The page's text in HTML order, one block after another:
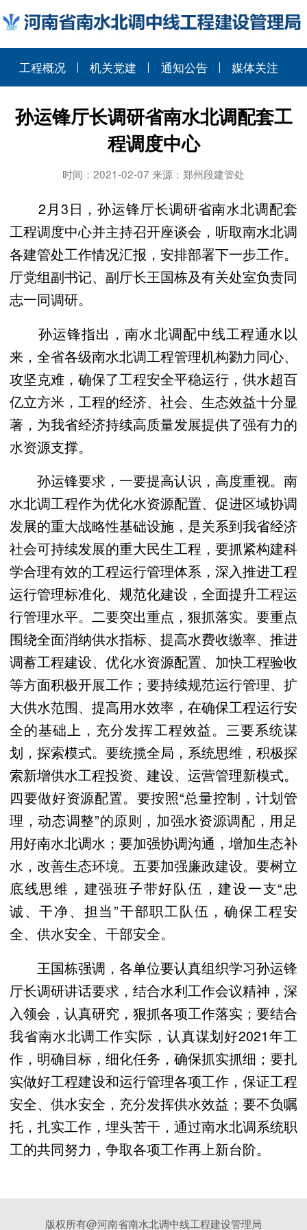
工程概况 机关党建 通知公告 媒体关注
孙运锋厅长调研省南水北调配套工
程调度中心
时间：2021-02-07 来源：郑州段建管处
2月3日，孙运锋厅长调研省南水北调配套
工程调度中心并主持召开座谈会，听取南水北调
各建管处工作情况汇报，安排部署下一步工作。
厅党组副书记、副厅长王国栋及有关处室负责同
志一同调研。
孙运锋指出，南水北调配中线工程通水以
来，全省各级南水北调工程管理机构勠力同心、
攻坚克难，确保了工程安全平稳运行，供水超百
亿立方米，工程的经济、社会、生态效益十分显
著，为我省经济持续高质量发展提供了强有力的
水资源支撑。
孙运锋要求，一要提高认识，高度重视。南
水北调工程作为优化水资源配置、促进区域协调
发展的重大战略性基础设施，是关系到我省经济
社会可持续发展的重大民生工程，要抓紧构建科
学合理有效的工程运行管理体系，深入推进工程
运行管理标准化、规范化建设，全面提升工程运
行管理水平。二要突出重点，狠抓落实。要重点
围绕全面消纳供水指标、提高水费收缴率、推进
调蓄工程建设、优化水资源配置、加快工程验收
等方面积极开展工作；要持续规范运行管理、扩
大供水范围、提高用水效率，在确保工程运行安
全的基础上，充分发挥工程效益。三要系统谋
划，探索模式。要统揽全局，系统思维，积极探
索新增供水工程投资、建设、运营管理新模式。
四要做好资源配置。要按照“总量控制，计划管
理，动态调整”的原则，加强水资源调配，用足
用好南水北调水；要加强协调沟通，增加生态补
水，改善生态环境。五要加强廉政建设。要树立
底线思维，建强班子带好队伍，建设一支“忠
诚、干净、担当”干部职工队伍，确保工程安
全、供水安全、干部安全。
王国栋强调，各单位要认真组织学习孙运锋
厅长调研讲话要求，结合水利工作会议精神，深
入领会，认真研究，狠抓各项工作落实；要结合
我省南水北调工作实际，认真谋划好2021年工
作，明确目标，细化任务，确保抓实抓细；要扎
实做好工程建设和运行管理各项工作，保证工程
安全、供水安全，充分发挥供水效益；要不负嘱
托，扎实工作，埋头苦干，通过南水北调系统职
工的共同努力，争取各项工作再上新台阶。
版权所有@河南省南水北调中线工程建设管理局